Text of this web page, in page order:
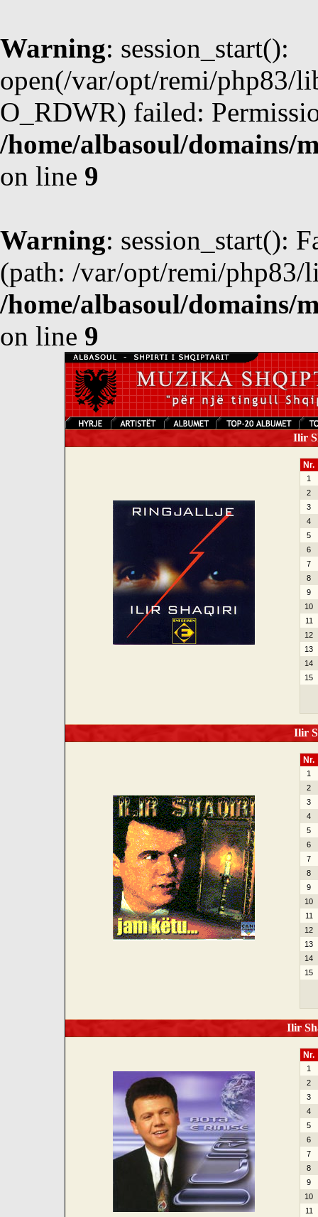
Warning: session_start():
open(/var/opt/remi/php83/
O_RDWR) failed:
/home/albasoul/domains/
on line 9
Warning: session_start():
(path: /var/opt/remi/php83/
/home/albasoul/domains/
on line 9
Ilir
Nr.
1
2
3
4
5
6
7
8
9
10
11
12
13
14
15
Ilir
Nr.
1
2
3
4
5
6
7
8
9
10
11
12
13
14
15
Ilir
Nr.
1
2
3
4
5
6
7
8
9
10
11